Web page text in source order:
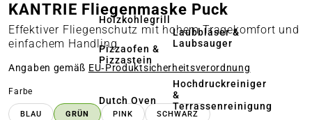
Holzkohlegrill
Pizzaofen &
Pizzastein
Dutch Oven
Laubbläser &
Laubsauger
Hochdruckreiniger
&
Terrassenreinigung
KANTRIE Fliegenmaske Puck
Effektiver Fliegenschutz mit hohem Tragekomfort und
einfachem Handling
Angaben gemäß EU‑Produktsicherheitsverordnung
Farbe
BLAU GRÜN PINK SCHWARZ